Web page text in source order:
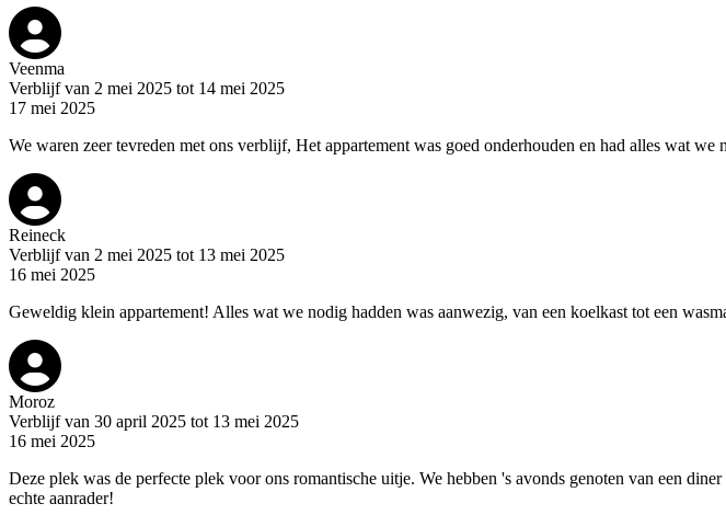
Veenma
Verblijf van 2 mei 2025 tot 14 mei 2025
17 mei 2025
We waren zeer tevreden met ons verblijf, Het appartement was goed onderhouden en had alles wat
Reineck
Verblijf van 2 mei 2025 tot 13 mei 2025
16 mei 2025
Geweldig klein appartement! Alles wat we nodig hadden was aanwezig, van een koelkast tot een
Moroz
Verblijf van 30 april 2025 tot 13 mei 2025
16 mei 2025
Deze plek was de perfecte plek voor ons romantische uitje. We hebben 's avonds genoten van een
echte aanrader!